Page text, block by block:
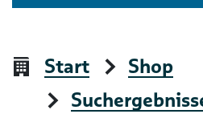
Start
Shop